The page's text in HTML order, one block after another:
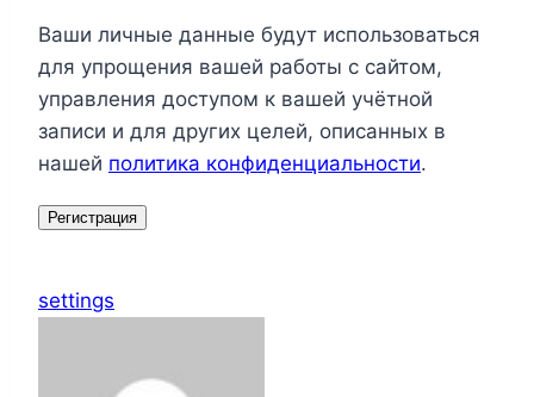
Ваши личные данные будут использоваться
для упрощения вашей работы с сайтом,
управления доступом к вашей учётной
записи и для других целей, описанных в
нашей политика конфиденциальности.
Регистрация
settings